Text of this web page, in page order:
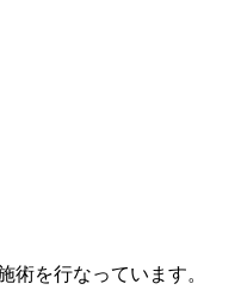
術を行なっています。